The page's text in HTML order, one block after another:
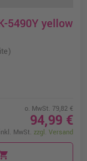
5490Y yellow
o. MwSt. 79,82 €
94,99 €
inkl. MwSt. zzgl. Versand